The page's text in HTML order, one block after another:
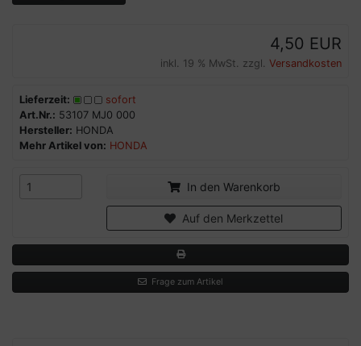
4,50 EUR
inkl. 19 % MwSt. zzgl. Versandkosten
Lieferzeit:
sofort
Art.Nr.: 53107 MJ0 000
Hersteller: HONDA
Mehr Artikel von: HONDA
In den Warenkorb
Auf den Merkzettel
Frage zum Artikel